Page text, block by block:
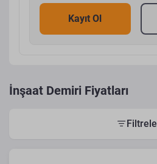
Kayıt Ol
İnşaat Demiri Fiyatları
Filtrele